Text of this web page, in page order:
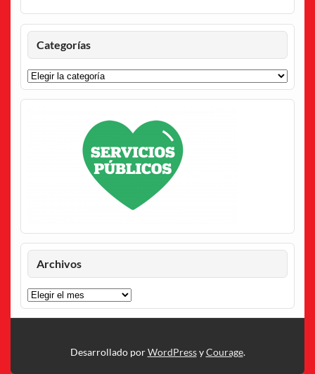
Categorías
Categorías
Archivos
Archivos
Desarrollado porWordPressyCourage.